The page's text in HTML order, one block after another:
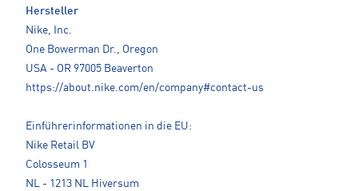
Hersteller
Nike, Inc.
One Bowerman Dr., Oregon
USA - OR 97005 Beaverton
https://about.nike.com/en/company#contact-us
Einführerinformationen in die EU:
Nike Retail BV
Colosseum 1
NL - 1213 NL Hiversum